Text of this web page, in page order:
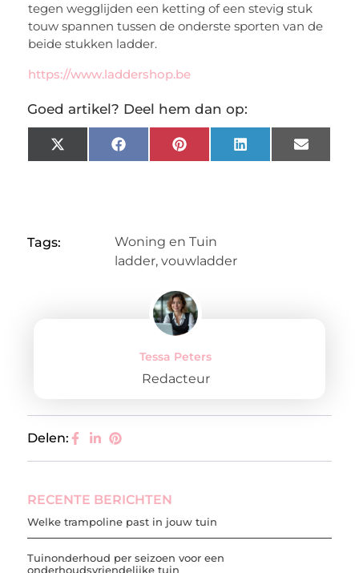
tegen wegglijden een ketting of een stevig stuk
touw spannen tussen de onderste sporten van de
beide stukken ladder.
https://www.laddershop.be
Goed artikel? Deel hem dan op:
X
(Twitter)
Facebook Pinterest LinkedIn Email
Tags:
Woning en Tuin
ladder, vouwladder
Tessa Peters
Redacteur
Delen:
RECENTE BERICHTEN
Welke trampoline past in jouw tuin
Tuinonderhoud per seizoen voor een
onderhoudsvriendelijke tuin